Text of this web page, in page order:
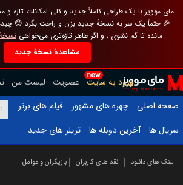
مای موویز با یک طراحی کاملاً جدید و کلی امکانات تازه و
🎉 حتماً یک سر به نسخهٔ جدید بزن و راحت بگرد 😊
مانده تا گم نشوی ، و اگر ظاهر تازه‌تری می‌خواهی
مشاهدهٔ نسخهٔ جدید
new
ورود به سایت عضویت لیست من
صفحه اصلی
چهره های مشهور
فیلم های برتر
سریال ها
آخرین دوبله ها تریلر های جدید
لینک های دانلود نقد های کاربران بازیگران و عوامل